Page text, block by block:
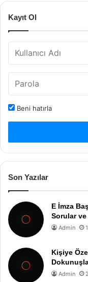
Kayıt Ol
Beni hatırla
Son Yazılar
E İmza
Sorular ve
Admin
Kişiye
Admin